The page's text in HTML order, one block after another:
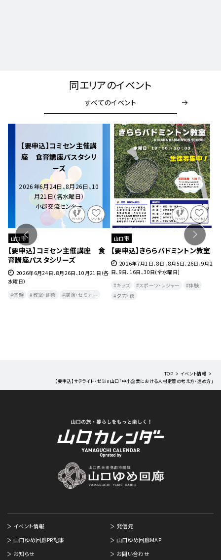
同エリアのイベント
すべてのイベント
【要申込】コミセン主催講
座 食育講座パスタシリ
ーズ
2026年6月24日、8月26日、10
月21日（各水曜日）
小郡交流センター
山口市
【要申込】コミセン主催講座 食
育講座パスタシリーズ
2026年6月24日、8月26日、10月21日（各
水曜日）
体験
教室・研修 講演・セミナー
山口市
【要申込】きららバドミントン教室
2026年7月1日、8日 、8月5日、26日、9月2
日、9日、16日、30日(全水曜日)
キッズ
スポーツ・レジャー
体験
夕方・夜​
TOP
イベント情報
【要申込】サテライト・ゼミin山口「中小企業における人材定着の考え方・進め方」
イベント情報
発信元
山口ゆめ回廊PR記事
山口ゆめ回廊MAP
お知らせ
お問い合わせ